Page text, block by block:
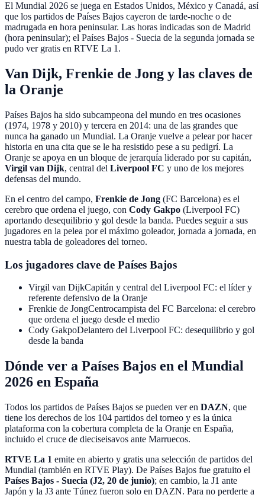
El Mundial 2026 se juega en Estados Unidos, México y Canadá, así
que los partidos de Países Bajos cayeron de tarde-noche o de
madrugada en hora peninsular. Las horas indicadas son de Madrid
(hora peninsular); el Países Bajos - Suecia de la segunda jornada se
pudo ver gratis en RTVE La 1.
Van Dijk, Frenkie de Jong y las claves de
la Oranje
Países Bajos ha sido subcampeona del mundo en tres ocasiones
(1974, 1978 y 2010) y tercera en 2014: una de las grandes que
nunca ha ganado un Mundial. La Oranje vuelve a pelear por hacer
historia en una cita que se le ha resistido pese a su pedigrí. La
Oranje se apoya en un bloque de jerarquía liderado por su capitán,
Virgil van Dijk, central del Liverpool FC y uno de los mejores
defensas del mundo.
En el centro del campo, Frenkie de Jong (FC Barcelona) es el
cerebro que ordena el juego, con Cody Gakpo (Liverpool FC)
aportando desequilibrio y gol desde la banda. Puedes seguir a sus
jugadores en la pelea por el máximo goleador, jornada a jornada, en
nuestra tabla de goleadores del torneo.
Los jugadores clave de Países Bajos
Virgil van DijkCapitán y central del Liverpool FC: el líder y
referente defensivo de la Oranje
Frenkie de JongCentrocampista del FC Barcelona: el cerebro
que ordena el juego desde el medio
Cody GakpoDelantero del Liverpool FC: desequilibrio y gol
desde la banda
Dónde ver a Países Bajos en el Mundial
2026 en España
Todos los partidos de Países Bajos se pueden ver en DAZN, que
tiene los derechos de los 104 partidos del torneo y es la única
plataforma con la cobertura completa de la Oranje en España,
incluido el cruce de dieciseisavos ante Marruecos.
RTVE La 1 emite en abierto y gratis una selección de partidos del
Mundial (también en RTVE Play). De Países Bajos fue gratuito el
Países Bajos - Suecia (J2, 20 de junio); en cambio, la J1 ante
Japón y la J3 ante Túnez fueron solo en DAZN. Para no perderte a